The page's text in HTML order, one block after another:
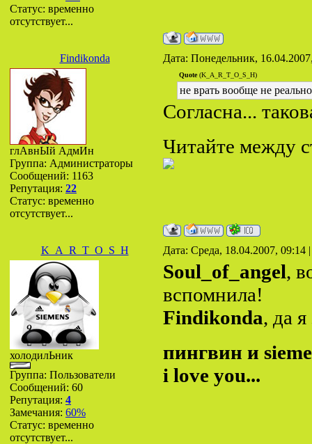
Статус: временно
отсутствует...
Findikonda Дата: Понедельник,
глАвнЫй АдмИн
Группа: Администраторы
Сообщений: 1163
Репутация: 22
Статус: временно
отсутствует...
Quote(K_A_R_T_O_S_H)
не врать вообще не
Cогласна...
Читайте между
K_A_R_T_O_S_H Дата: Среда, 18.04.2007,
холодилЬник
Группа: Пользователи
Сообщений: 60
Репутация: 4
Замечания: 60%
Статус: временно
отсутствует...
Soul_of_angel,
вспомнила!
Findikonda, да
пингвин и
i love you...